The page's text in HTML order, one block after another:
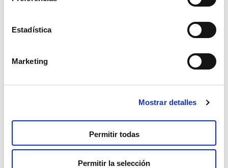
Estadística
Marketing
Mostrar detalles
Permitir todas
Permitir la selección